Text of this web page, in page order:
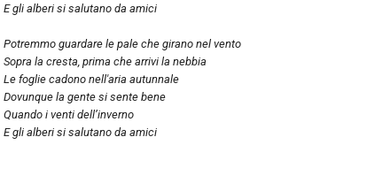
E gli alberi si salutano da amici
Potremmo guardare le pale che girano nel vento
Sopra la cresta, prima che arrivi la nebbia
Le foglie cadono nell'aria autunnale
Dovunque la gente si sente bene
Quando i venti dell’inverno
E gli alberi si salutano da amici